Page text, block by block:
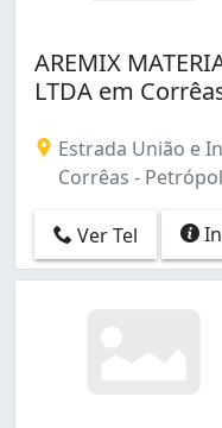
AREMIX
LTDA em
Estrada União e
Corrêas -
Ver Tel